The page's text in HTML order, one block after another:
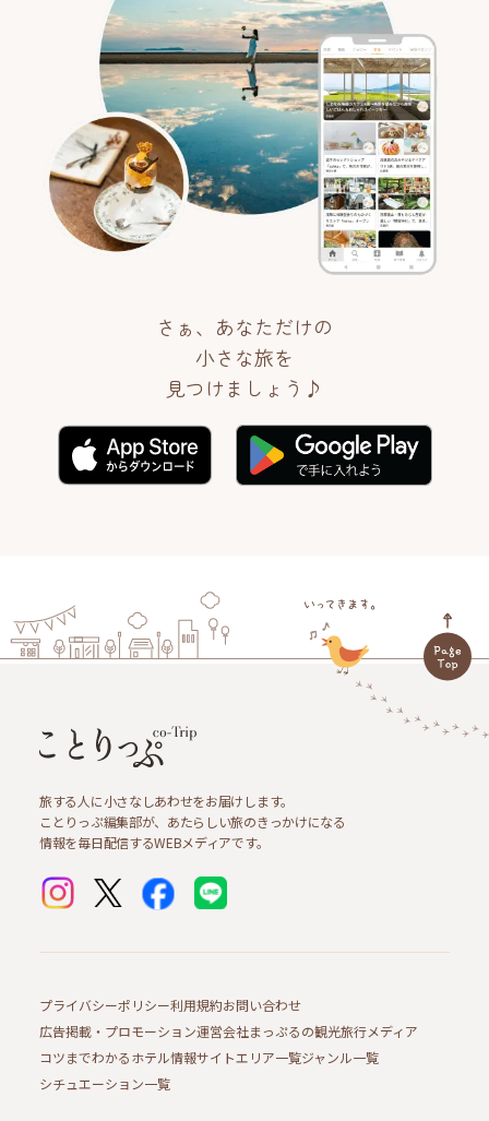
さぁ、あなただけの
小さな旅を
見つけましょう♪
旅する人に小さなしあわせをお届けします。
ことりっぷ編集部が、あたらしい旅のきっかけになる
情報を毎日配信するWEBメディアです。
プライバシーポリシー利用規約お問い合わせ
広告掲載・プロモーション運営会社まっぷるの観光旅行メディア
コツまでわかるホテル情報サイトエリア一覧ジャンル一覧
シチュエーション一覧